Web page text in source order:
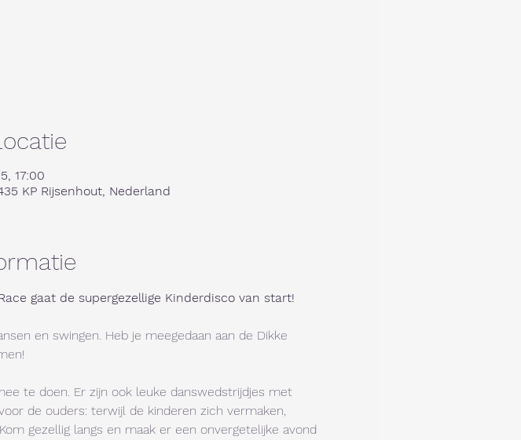
17:00
KP Rijsenhout, Nederland
gaat de supergezellige Kinderdisco van start!
en swingen. Heb je meegedaan aan de Dikke
te doen. Er zijn ook leuke danswedstrijdjes met
de ouders: terwijl de kinderen zich vermaken,
gezellig langs en maak er een onvergetelijke avond